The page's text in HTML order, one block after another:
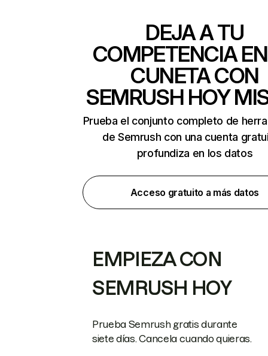
DEJA A TU
COMPETENCIA
CUNETA CON
SEMRUSH HOY
Prueba el conjunto completo de
de Semrush con una cuenta
profundiza en los datos
Acceso gratuito a más datos
EMPIEZA CON
SEMRUSH HOY
Prueba Semrush gratis durante
siete días. Cancela cuando quieras.